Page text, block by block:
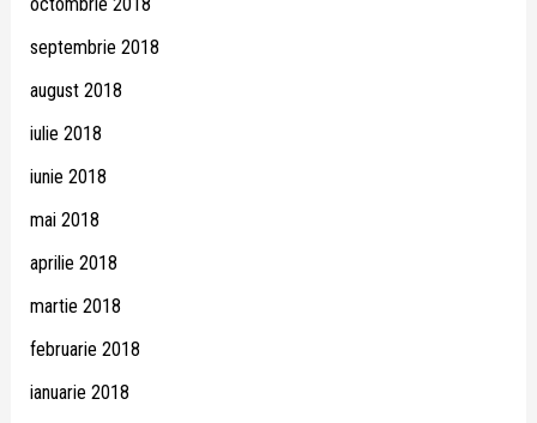
septembrie 2018
august 2018
iulie 2018
iunie 2018
mai 2018
aprilie 2018
martie 2018
februarie 2018
ianuarie 2018